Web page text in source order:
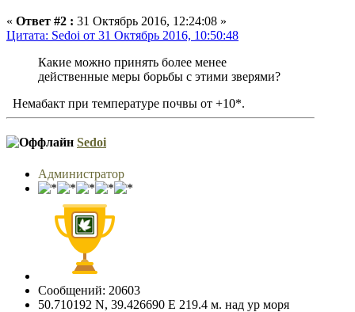
« Ответ #2 : 31 Октябрь 2016, 12:24:08 »
Цитата: Sedoi от 31 Октябрь 2016, 10:50:48
Какие можно принять более менее
действенные меры борьбы с этими зверями?
Немабакт при температуре почвы от +10*.
Sedoi
Администратор
Сообщений: 20603
50.710192 N, 39.426690 E 219.4 м. над ур моря